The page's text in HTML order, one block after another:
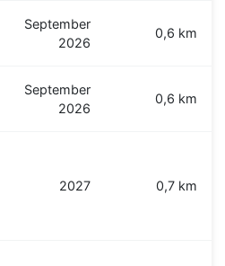
September
2026
0,6 km
September
2026
0,6 km
2027 0,7 km